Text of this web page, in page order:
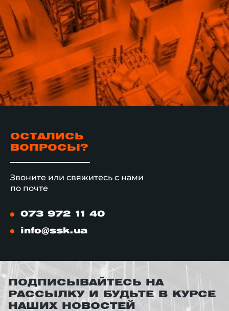
ОСТАЛИСЬ
ВОПРОСЫ?
Звоните или свяжитесь с нами
по почте
073 972 11 40
info@ssk.ua
ПОДПИСЫВАЙТЕСЬ НА
РАССЫЛКУ И БУДЬТЕ В КУРСЕ
НАШИХ НОВОСТЕЙ